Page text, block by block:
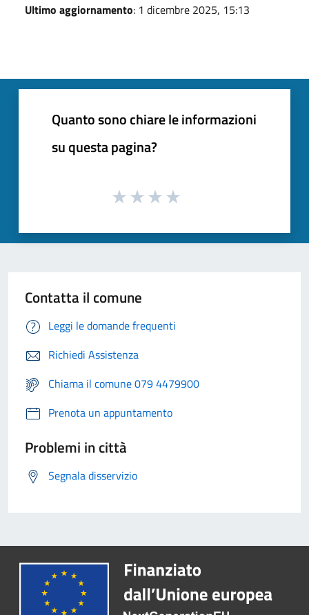
Ultimo aggiornamento: 1 dicembre 2025, 15:13
Quanto sono chiare le informazioni
su questa pagina?
Contatta il comune
Leggi le domande frequenti
Richiedi Assistenza
Chiama il comune 079 4479900
Prenota un appuntamento
Problemi in città
Segnala disservizio